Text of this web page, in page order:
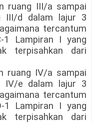
ruang III/a sampai
III/d dalam lajur 3
tercantum
Lampiran I yang
terpisahkan dari
ruang IV/a sampai
IV/e dalam lajur 3
tercantum
Lampiran I yang
terpisahkan dari